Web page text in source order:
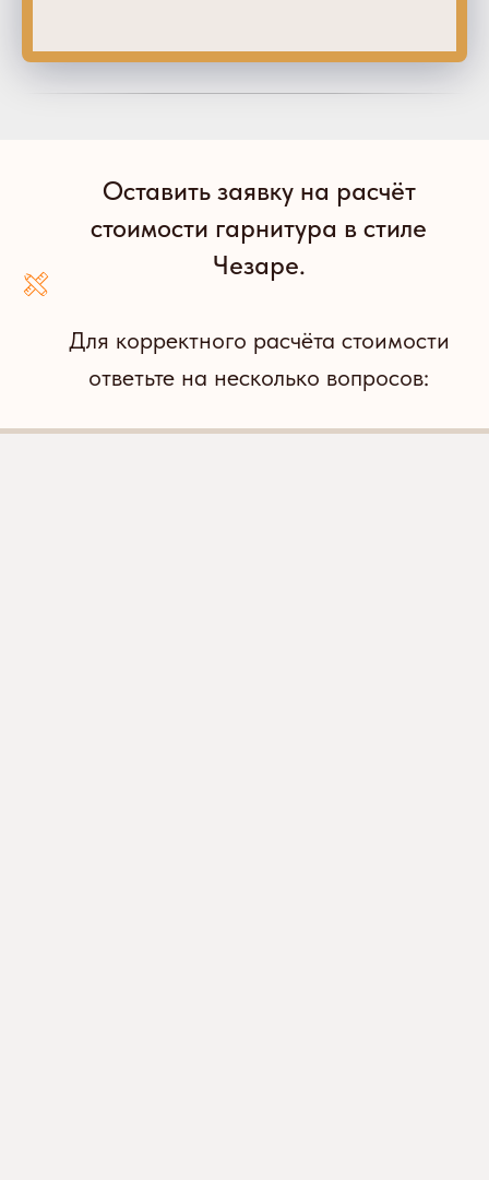
Оставить заявку на расчёт
стоимости гарнитура в стиле
Чезаре.
Для корректного расчёта стоимости
ответьте на несколько вопросов: